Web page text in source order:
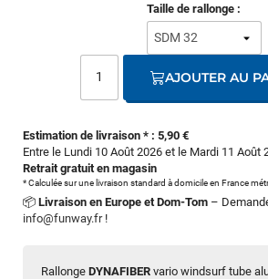
Rallonge DYNAFIBER vario windsurf tube
Estimation de livraison * : 5,90 €
Entre le Lundi 10 Août 2026 et le Mardi 11 Août
Retrait gratuit en magasin
* Calculée sur une livraison standard à domicile en France
📦 Livraison en Europe et Dom-Tom –
info@funway.fr!
Taille de rallonge :
AJOUTER AU